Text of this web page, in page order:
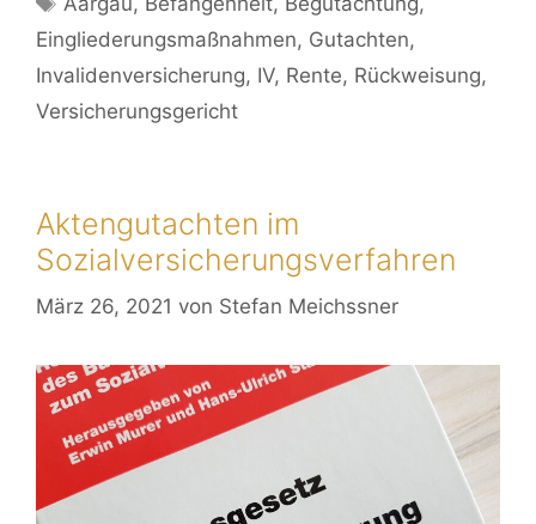
Eingliederungsmaßnahmen, Gutachten,
Invalidenversicherung, IV, Rente, Rückweisung,
Versicherungsgericht
Aktengutachten im
Sozialversicherungsverfahren
März 26, 2021 von Stefan Meichssner